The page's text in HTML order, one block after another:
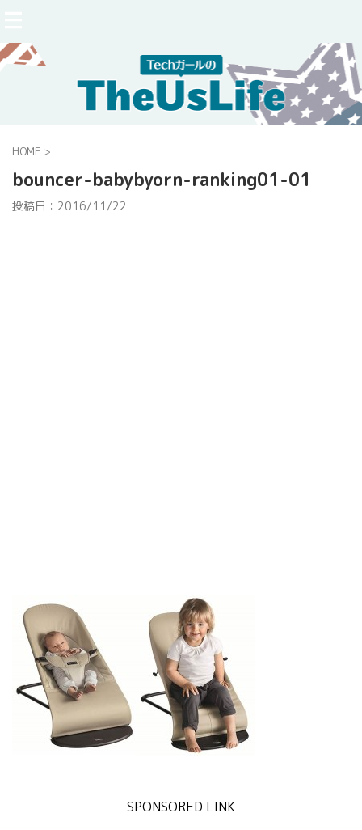
HOME >
bouncer-babybyorn-ranking01-01
投稿日： 2016/11/22
SPONSORED LINK